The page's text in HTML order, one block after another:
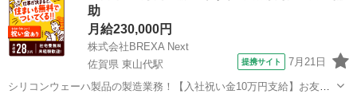
【素材】カシミ...助
月給230,000円
株式会社BREXA Next
佐賀県 東山代駅
提携サイト 7月21日
シリコンウェーハ製品の製造業務！【入社祝い金10万円支給】お友達